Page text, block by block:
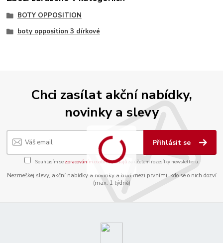
BOTY OPPOSITION
boty opposition 3 dírkové
Chci zasílat akční nabídky,
novinky a slevy
Přihlásit se
Souhlasím se zpracováním osobních údajůza účelem rozesílky newsletteru.
Nezmeškej slevy, akční nabídky a novinky a buď mezi prvními, kdo se o nich dozví
(max. 1 týdně)